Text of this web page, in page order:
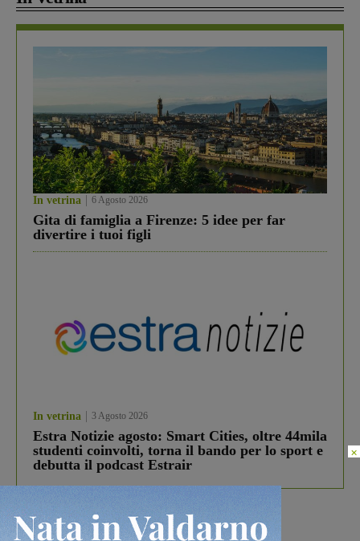
In vetrina 6 Agosto 2026
Gita di famiglia a Firenze: 5 idee per far
divertire i tuoi figli
In vetrina 3 Agosto 2026
Estra Notizie agosto: Smart Cities, oltre 44mila
studenti coinvolti, torna il bando per lo sport e
debutta il podcast Estrair
×